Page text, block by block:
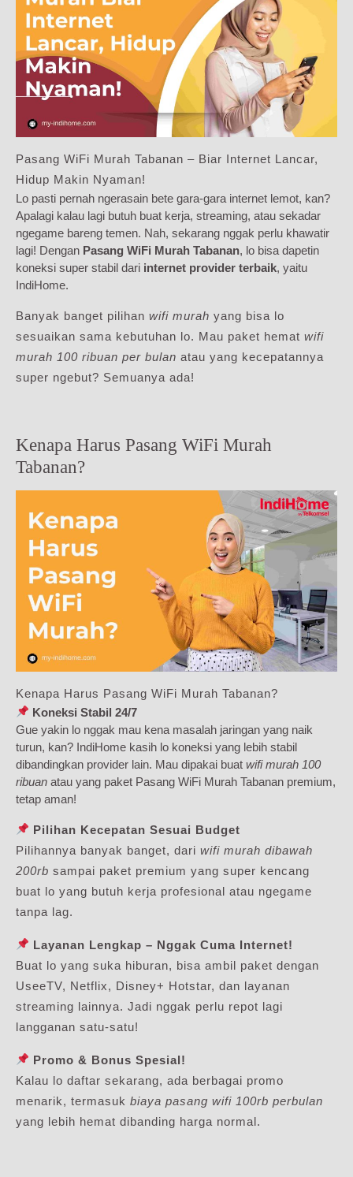
Pasang WiFi Murah Tabanan – Biar Internet Lancar,
Hidup Makin Nyaman!
Lo pasti pernah ngerasain bete gara-gara internet lemot, kan?
Apalagi kalau lagi butuh buat kerja, streaming, atau sekadar
ngegame bareng temen. Nah, sekarang nggak perlu khawatir
lagi! Dengan Pasang WiFi Murah Tabanan, lo bisa dapetin
koneksi super stabil dari internet provider terbaik, yaitu
IndiHome.
Banyak banget pilihan wifi murah yang bisa lo
sesuaikan sama kebutuhan lo. Mau paket hemat wifi
murah 100 ribuan per bulan atau yang kecepatannya
super ngebut? Semuanya ada!
Kenapa Harus Pasang WiFi Murah
Tabanan?
Kenapa Harus Pasang WiFi Murah Tabanan?
Koneksi Stabil 24/7
Gue yakin lo nggak mau kena masalah jaringan yang naik
turun, kan? IndiHome kasih lo koneksi yang lebih stabil
dibandingkan provider lain. Mau dipakai buat wifi murah 100
ribuan atau yang paket Pasang WiFi Murah Tabanan premium,
tetap aman!
Pilihan Kecepatan Sesuai Budget
Pilihannya banyak banget, dari wifi murah dibawah
200rb sampai paket premium yang super kencang
buat lo yang butuh kerja profesional atau ngegame
tanpa lag.
Layanan Lengkap – Nggak Cuma Internet!
Buat lo yang suka hiburan, bisa ambil paket dengan
UseeTV, Netflix, Disney+ Hotstar, dan layanan
streaming lainnya. Jadi nggak perlu repot lagi
langganan satu-satu!
Promo & Bonus Spesial!
Kalau lo daftar sekarang, ada berbagai promo
menarik, termasuk biaya pasang wifi 100rb perbulan
yang lebih hemat dibanding harga normal.